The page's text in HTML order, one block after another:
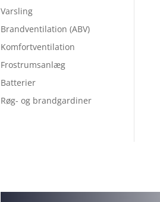
Varsling
Brandventilation (ABV)
Komfortventilation
Frostrumsanlæg
Batterier
Røg- og brandgardiner